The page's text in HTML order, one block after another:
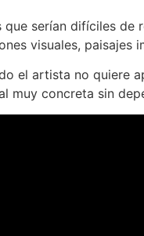
serían difíciles
visuales, paisajes
el artista no quiere
muy concreta sin